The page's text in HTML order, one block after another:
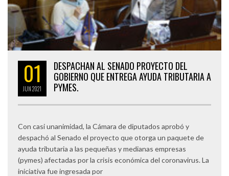
01
JUN2021
DESPACHAN AL SENADO PROYECTO DEL
GOBIERNO QUE ENTREGA AYUDA TRIBUTARIA A
PYMES.
Con casi unanimidad, la Cámara de diputados aprobó y
despachó al Senado el proyecto que otorga un paquete de
ayuda tributaria a las pequeñas y medianas empresas
(pymes) afectadas por la crisis económica del coronavirus. La
iniciativa fue ingresada por